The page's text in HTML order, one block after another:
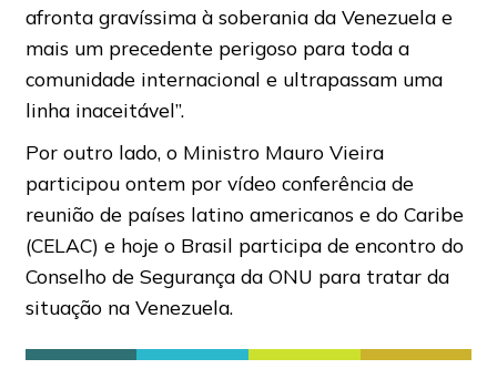
afronta gravíssima à soberania da Venezuela e
mais um precedente perigoso para toda a
comunidade internacional e ultrapassam uma
linha inaceitável”.
Por outro lado, o Ministro Mauro Vieira
participou ontem por vídeo conferência de
reunião de países latino americanos e do Caribe
(CELAC) e hoje o Brasil participa de encontro do
Conselho de Segurança da ONU para tratar da
situação na Venezuela.